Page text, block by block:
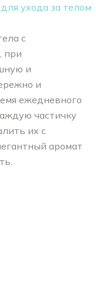
ухода за телом
с
при
и
и
ежедневного
частичку
их с
аромат